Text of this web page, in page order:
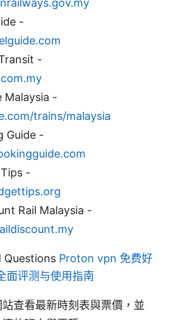
-
-
Malaysia -
trains/malaysia
Guide -
-
Rail Malaysia -
Questions Proton vpn 免费好
面评测与使用指南
查看最新時刻表與票價，並